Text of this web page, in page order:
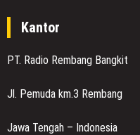
Kantor
PT. Radio Rembang Bangkit
Jl. Pemuda km.3 Rembang
Jawa Tengah – Indonesia